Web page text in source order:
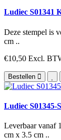
Ludiec S01341
Deze stempel is
cm ..
€10,50 Excl.
Bestellen
Ludiec S01345-
Leverbaar vanaf
cm x 3.5 cm ..